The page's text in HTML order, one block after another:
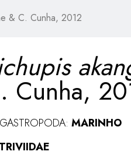
& C. Cunha, 2012
Cunha,
MARINHO
TRIVIIDAE